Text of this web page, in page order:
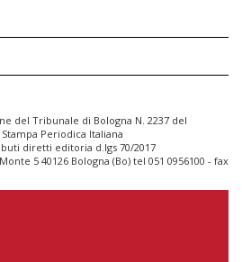
del Tribunale di Bologna N. 2237 del
Stampa Periodica Italiana
diretti editoria d.lgs 70/2017
5 40126 Bologna (Bo) tel 051 0956100 - fax